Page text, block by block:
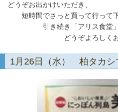
どうぞお出かけいただき、
短時間でさっと買って行って下
引き続き「アリス食堂
どうぞよろしくお願い
1月26日（水） 柏タカシ